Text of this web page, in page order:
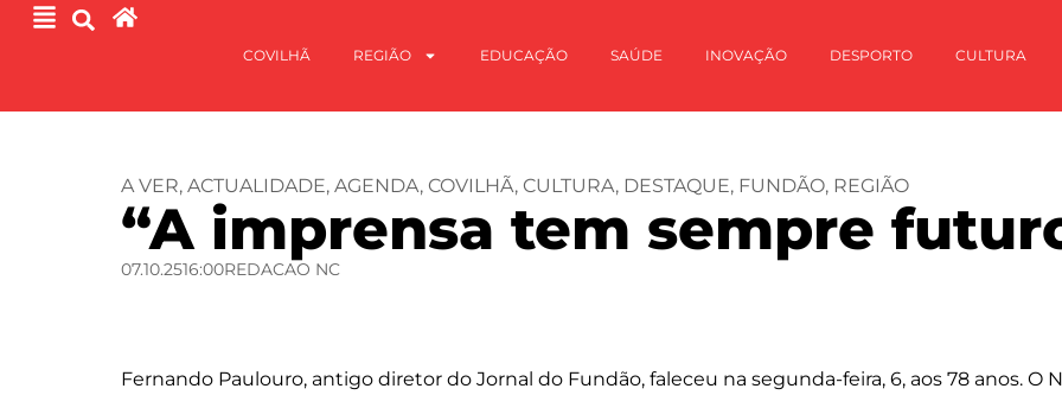
COVILHÃ REGIÃO EDUCAÇÃO SAÚDE INOVAÇÃO DESPORTO CULTURA
A VER, ACTUALIDADE, AGENDA, COVILHÃ, CULTURA, DESTAQUE, FUNDÃO, REGIÃO
“A imprensa tem sempre
07.10.2516:00REDACAO NC
Fernando Paulouro, antigo diretor do Jornal do Fundão, faleceu na segunda-feira, 6, aos 78 anos.